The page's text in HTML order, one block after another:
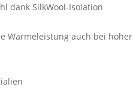
dank SilkWool-Isolation
Wärmeleistung auch bei hoher